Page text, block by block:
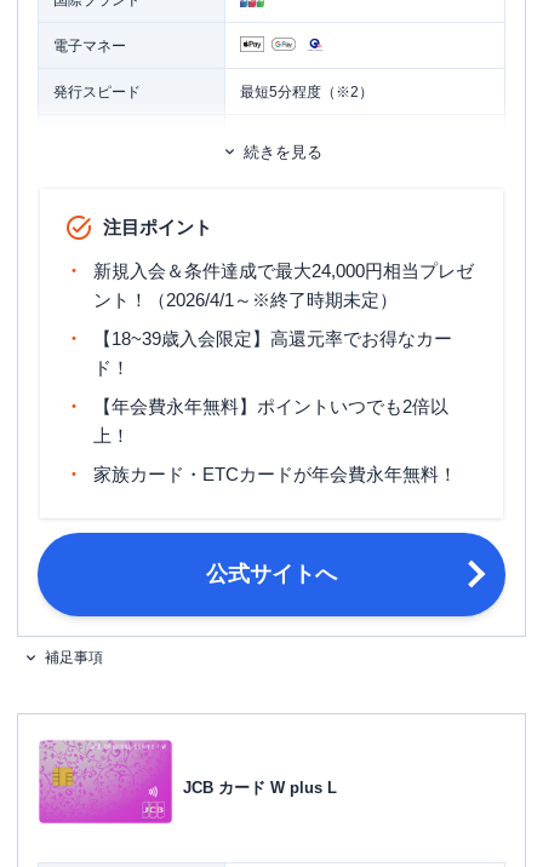
電子マネー
発行スピード 最短5分程度（※2）
家族カード
ETCカード発行期間 最短1週間
マイル還元率（最大） 0.3％～0.78％
ポイント名
締め日・支払日 公式サイト参照
申し込み条件
方。または高校生を除く18歳以上で学
必要書類
の ・日本国内発行の運転免許証また
続きを見る
注目ポイント
新規入会＆条件達成で最大24,000円相当プレゼ
ント！（2026/4/1～※終了時期未定）
【18~39歳入会限定】高還元率でお得なカー
ド！
【年会費永年無料】ポイントいつでも2倍以
上！
家族カード・ETCカードが年会費永年無料！
公式サイトへ
補足事項
JCB カード W plus L